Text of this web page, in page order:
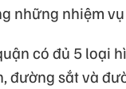
những nhiệm
có đủ 5 loại
đường sắt và